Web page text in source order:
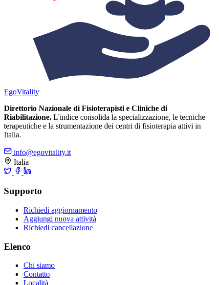
EgoVitality
Direttorio Nazionale di Fisioterapisti e Cliniche di
Riabilitazione. L'indice consolida la specializzazione, le tecniche
terapeutiche e la strumentazione dei centri di fisioterapia attivi in
Italia.
info@egovitality.it
Italia
Supporto
Richiedi aggiornamento
Aggiungi nuova attività
Richiedi cancellazione
Elenco
Chi siamo
Contatto
Località